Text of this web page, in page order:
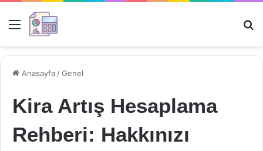
Menü
Anasayfa /Genel
Kira Artış Hesaplama
Rehberi: Hakkınızı